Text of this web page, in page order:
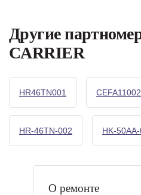
Другие
CARRIER
HR46TN001
HR-46TN-002 HK-
О ремонте